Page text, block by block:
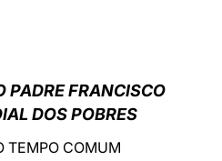
PADRE FRANCISCO
DOS POBRES
TEMPO COMUM